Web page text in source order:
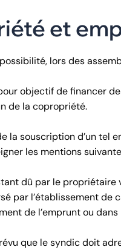
et
lors des
objectif de financer
de la copropriété.
la souscription d’un
les mentions
dû par le propriétaire
par l’établissement
de l’emprunt ou
que le syndic doit